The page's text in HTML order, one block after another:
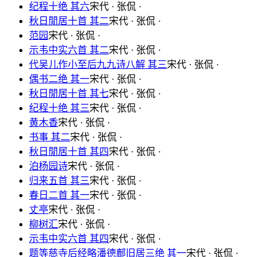
纪程十绝 其六宋代 · 张侃 ·
秋日閒居十首 其二宋代 · 张侃 ·
范园 宋代 · 张侃 ·
示韦中实六首 其二宋代 · 张侃 ·
代吴儿作小至后九九诗八解 其三宋代 · 张侃 ·
偶书二绝 其一宋代 · 张侃 ·
秋日閒居十首 其七宋代 · 张侃 ·
纪程十绝 其三宋代 · 张侃 ·
黄木香宋代 · 张侃 ·
书事 其二宋代 · 张侃 ·
秋日閒居十首 其四宋代 · 张侃 ·
泊杨园诗宋代 · 张侃 ·
归来五首 其三宋代 · 张侃 ·
春日二首 其一宋代 · 张侃 ·
丈亭宋代 · 张侃 ·
柳树汇宋代 · 张侃 ·
示韦中实六首 其四宋代 · 张侃 ·
题等慈寺后经略潘德鄜旧居三绝 其一宋代 · 张侃 ·